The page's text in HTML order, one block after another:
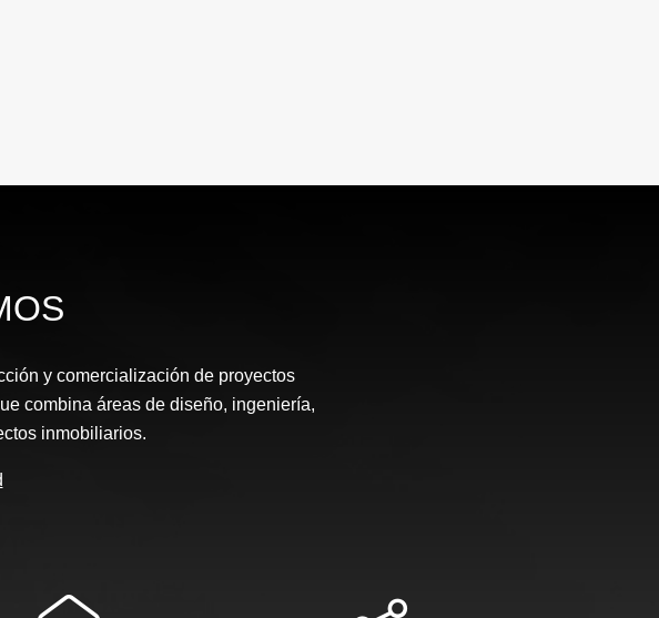
y comercialización de proyectos
combina áreas de diseño, ingeniería,
inmobiliarios.